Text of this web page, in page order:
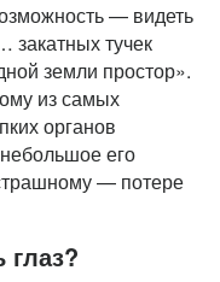
— видеть
закатных тучек
земли простор».
из самых
органов
его
— потере